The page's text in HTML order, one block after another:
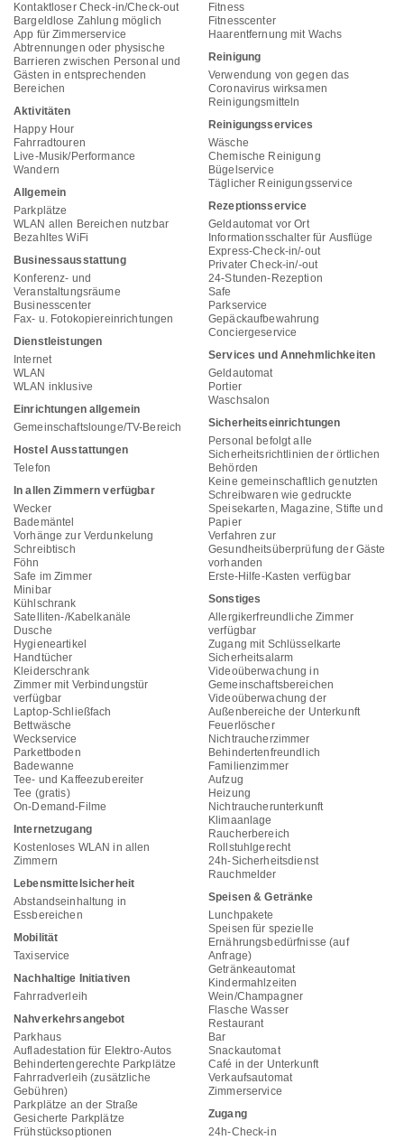
Kontaktloser Check-in/Check-out
Bargeldlose Zahlung möglich
App für Zimmerservice
Abtrennungen oder physische
Barrieren zwischen Personal und
Gästen in entsprechenden
Bereichen
Aktivitäten
Happy Hour
Fahrradtouren
Live-Musik/Performance
Wandern
Allgemein
Parkplätze
WLAN allen Bereichen nutzbar
Bezahltes WiFi
Businessausstattung
Konferenz- und
Veranstaltungsräume
Businesscenter
Fax- u. Fotokopiereinrichtungen
Dienstleistungen
Internet
WLAN
WLAN inklusive
Einrichtungen allgemein
Gemeinschaftslounge/TV-Bereich
Hostel Ausstattungen
Telefon
In allen Zimmern verfügbar
Wecker
Bademäntel
Vorhänge zur Verdunkelung
Schreibtisch
Föhn
Safe im Zimmer
Minibar
Kühlschrank
Satelliten-/Kabelkanäle
Dusche
Hygieneartikel
Handtücher
Kleiderschrank
Zimmer mit Verbindungstür
verfügbar
Laptop-Schließfach
Bettwäsche
Weckservice
Parkettboden
Badewanne
Tee- und Kaffeezubereiter
Tee (gratis)
On-Demand-Filme
Internetzugang
Kostenloses WLAN in allen
Zimmern
Lebensmittelsicherheit
Abstandseinhaltung in
Essbereichen
Mobilität
Taxiservice
Nachhaltige Initiativen
Fahrradverleih
Nahverkehrsangebot
Parkhaus
Aufladestation für Elektro-Autos
Behindertengerechte Parkplätze
Fahrradverleih (zusätzliche
Gebühren)
Parkplätze an der Straße
Gesicherte Parkplätze
Frühstücksoptionen
Fitness
Fitnesscenter
Haarentfernung mit Wachs
Reinigung
Verwendung von gegen das
Coronavirus wirksamen
Reinigungsmitteln
Reinigungsservices
Wäsche
Chemische Reinigung
Bügelservice
Täglicher Reinigungsservice
Rezeptionsservice
Geldautomat vor Ort
Informationsschalter für Ausflüge
Express-Check-in/-out
Privater Check-in/-out
24-Stunden-Rezeption
Safe
Parkservice
Gepäckaufbewahrung
Conciergeservice
Services und Annehmlichkeiten
Geldautomat
Portier
Waschsalon
Sicherheitseinrichtungen
Personal befolgt alle
Sicherheitsrichtlinien der örtlichen
Behörden
Keine gemeinschaftlich genutzten
Schreibwaren wie gedruckte
Speisekarten, Magazine, Stifte und
Papier
Verfahren zur
Gesundheitsüberprüfung der Gäste
vorhanden
Erste-Hilfe-Kasten verfügbar
Sonstiges
Allergikerfreundliche Zimmer
verfügbar
Zugang mit Schlüsselkarte
Sicherheitsalarm
Videoüberwachung in
Gemeinschaftsbereichen
Videoüberwachung der
Außenbereiche der Unterkunft
Feuerlöscher
Nichtraucherzimmer
Behindertenfreundlich
Familienzimmer
Aufzug
Heizung
Nichtraucherunterkunft
Klimaanlage
Raucherbereich
Rollstuhlgerecht
24h-Sicherheitsdienst
Rauchmelder
Speisen & Getränke
Lunchpakete
Speisen für spezielle
Ernährungsbedürfnisse (auf
Anfrage)
Getränkeautomat
Kindermahlzeiten
Wein/Champagner
Flasche Wasser
Restaurant
Bar
Snackautomat
Café in der Unterkunft
Verkaufsautomat
Zimmerservice
Zugang
24h-Check-in